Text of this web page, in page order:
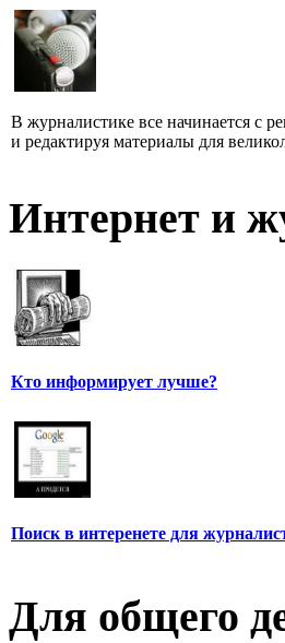
В журналистике все начинается с
и редактируя материалы для
Интернет и
Кто информирует лучше?
Поиск в интеренете для
Для общего